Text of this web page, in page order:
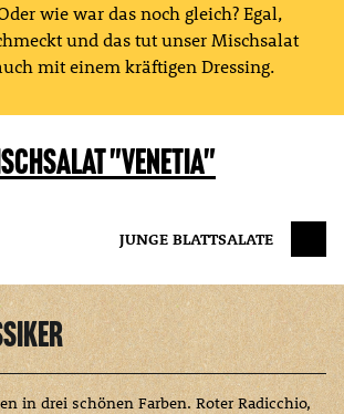
wie war das noch gleich? Egal,
und das tut unser Mischsalat
mit einem kräftigen Dressing.
"VENETIA"
JUNGE BLATTSALATE
in drei schönen Farben. Roter Radicchio,